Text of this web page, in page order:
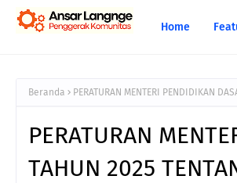
Home
Beranda PERATURAN MENTERI PENDIDIKAN
PERATURAN
TAHUN 2025